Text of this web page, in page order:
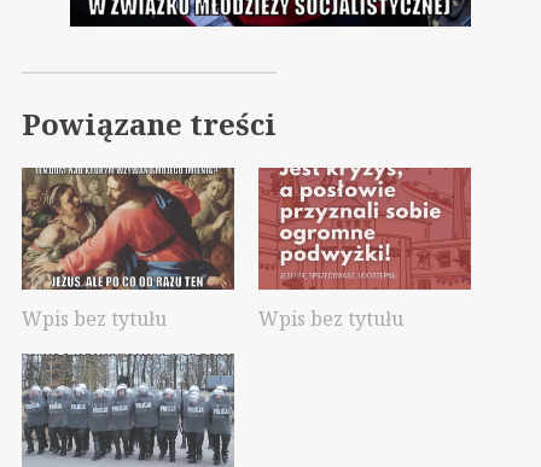
Powiązane treści
Wpis bez tytułu Wpis bez tytułu